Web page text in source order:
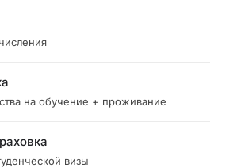
на обучение + проживание
визы